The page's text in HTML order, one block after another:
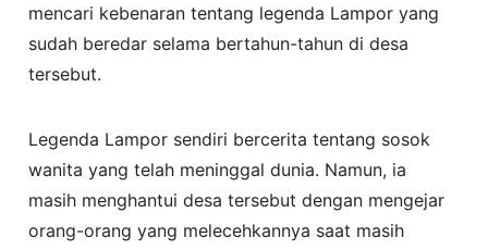
mencari kebenaran tentang legenda Lampor yang
sudah beredar selama bertahun-tahun di desa
tersebut.
Legenda Lampor sendiri bercerita tentang sosok
wanita yang telah meninggal dunia. Namun, ia
masih menghantui desa tersebut dengan mengejar
orang-orang yang melecehkannya saat masih